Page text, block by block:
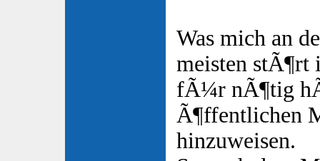
Was mich an
meisten stÃ¶rt
fÃ¼r nÃ¶tig
Ã¶ffentlichen
hinzuweisen.